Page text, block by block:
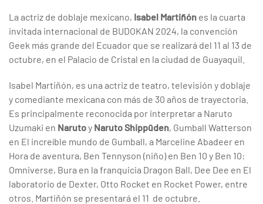
La actriz de doblaje mexicano, Isabel Martiñón es la cuarta
invitada internacional de BUDOKAN 2024, la convención
Geek más grande del Ecuador que se realizará del 11 al 13 de
octubre, en el Palacio de Cristal en la ciudad de Guayaquil.
Isabel Martiñón, es una actriz de teatro, televisión y doblaje
y comediante mexicana con más de 30 años de trayectoria.
Es principalmente reconocida por interpretar a Naruto
Uzumaki en Narutoy Naruto Shippūden, Gumball Watterson
en El increíble mundo de Gumball, a Marceline Abadeer en
Hora de aventura, Ben Tennyson (niño) en Ben 10 y Ben 10:
Omniverse, Bura en la franquicia Dragon Ball, Dee Dee en El
laboratorio de Dexter, Otto Rocket en Rocket Power, entre
otros. Martiñón se presentará el 11 de octubre.